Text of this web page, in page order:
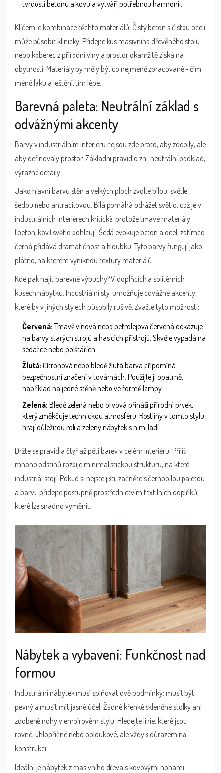
tvrdostí betonu a kovu a vytváří potřebnou harmonii.
Klíčem je kombinace těchto materiálů. Čistý beton s čistou ocelí
může působit klinicky. Přidejte kus masivního dřevěného stolu
nebo koberec z přírodní vlny a prostor okamžitě získá na
obytnosti. Materiály by měly být co nejméně zpracované - čím
méně laku a leštění, tím lépe.
Barevná paleta: Neutrální základ s
odvážnými akcenty
Barvy v industriálním interiéru nejsou zde proto, aby zdobily, ale
aby definovaly prostor. Základní pravidlo zní: neutrální podklad,
výrazné detaily.
Jako hlavní barvu stěn a velkých ploch zvolte bílou, světle
šedou nebo antracitovou. Bílá pomáhá odrážet světlo, což je v
industriálních interiérech kritické, protože tmavé materiály
(beton, kov) světlo pohlcují. Šedá evokuje beton a ocel, zatímco
černá přidává dramatičnost a hloubku. Tyto barvy fungují jako
plátno, na kterém vyniknou textury materiálů.
Kde pak najít barevné výbuchy? V doplňcích a solitérních
kusech nábytku. Industriální styl umožňuje odvážné akcenty,
které by v jiných stylech působily rušivě. Zvažte tyto možnosti:
Červená:Tmavě vínová nebo petrolejová červená odkazuje
na barvy starých strojů a hasicích přístrojů. Skvěle vypadá na
sedačce nebo polštářích.
Žlutá: Citronová nebo bledě žlutá barva připomíná
bezpečnostní značení v továrnách. Použijte ji opatrně,
například na jedné stěně nebo ve formě lampy.
Zelená: Bledě zelená nebo olivová přináší přírodní prvek,
který změkčuje technickou atmosféru. Rostliny v tomto stylu
hrají důležitou roli a zelený nábytek s nimi ladí.
Držte se pravidla čtyř až pěti barev v celém interiéru. Příliš
mnoho odstínů rozbije minimalistickou strukturu, na které
industriál stojí. Pokud si nejste jisti, začněte s černobílou paletou
a barvu přidejte postupně prostřednictvím textilních doplňků,
které lze snadno vyměnit.
Nábytek a vybavení: Funkčnost nad
formou
Industriální nábytek musí splňovat dvě podmínky: musít být
pevný a musít mít jasné účel. Žádné křehké skleněné stolky ani
zdobené nohy v empírovém stylu. Hledejte linie, které jsou
rovné, úhlopříčné nebo obloukové, ale vždy s důrazem na
konstrukci.
Ideální je nábytek z masivního dřeva s kovovými nohami.